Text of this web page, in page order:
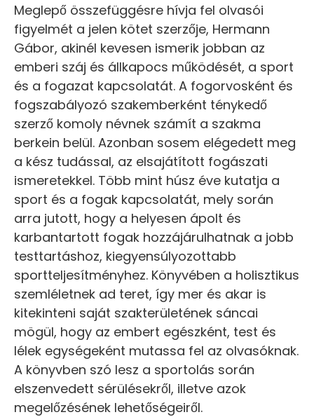
Meglepő összefüggésre hívja fel olvasói
figyelmét a jelen kötet szerzője, Hermann
Gábor, akinél kevesen ismerik jobban az
emberi száj és állkapocs működését, a sport
és a fogazat kapcsolatát. A fogorvosként és
fogszabályozó szakemberként ténykedő
szerző komoly névnek számít a szakma
berkein belül. Azonban sosem elégedett meg
a kész tudással, az elsajátított fogászati
ismeretekkel. Több mint húsz éve kutatja a
sport és a fogak kapcsolatát, mely során
arra jutott, hogy a helyesen ápolt és
karbantartott fogak hozzájárulhatnak a jobb
testtartáshoz, kiegyensúlyozottabb
sportteljesítményhez. Könyvében a holisztikus
szemléletnek ad teret, így mer és akar is
kitekinteni saját szakterületének sáncai
mögül, hogy az embert egészként, test és
lélek egységeként mutassa fel az olvasóknak.
A könyvben szó lesz a sportolás során
elszenvedett sérülésekről, illetve azok
megelőzésének lehetőségeiről.